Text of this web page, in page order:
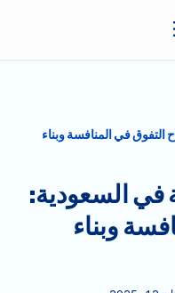
في المنافسة وبناء
في السعودية:
وبناء